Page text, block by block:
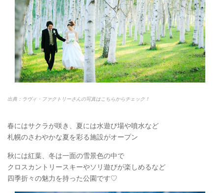
出典：ラヴィ・ファクトリーさんの写真はこちらからチェック！
春にはサクラが咲き、夏には水遊び場や噴水など
札幌のさわやかな夏を彩る施設がオープン
秋には紅葉、冬は一面の雪景色の中で
クロスカントリースキーやソリ遊びが楽しめるなど
四季折々の魅力を持った公園です♡